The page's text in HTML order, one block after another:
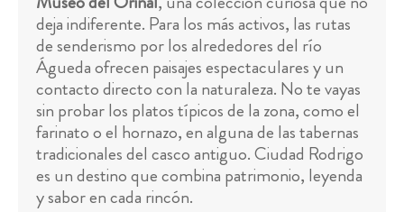
deja indiferente. Para los más activos, las rutas
de senderismo por los alrededores del río
Águeda ofrecen paisajes espectaculares y un
contacto directo con la naturaleza. No te vayas
sin probar los platos típicos de la zona, como el
farinato o el hornazo, en alguna de las tabernas
tradicionales del casco antiguo. Ciudad Rodrigo
es un destino que combina patrimonio, leyenda
y sabor en cada rincón.